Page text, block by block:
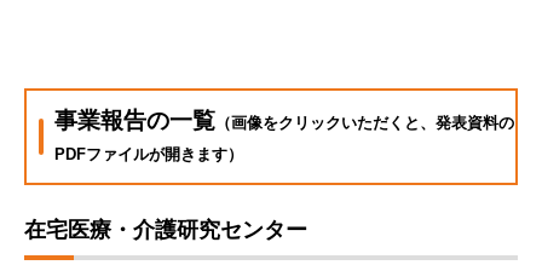
事業報告の一覧 （画像をクリックいただくと、発表資料の
PDFファイルが開きます）
在宅医療・介護研究センター